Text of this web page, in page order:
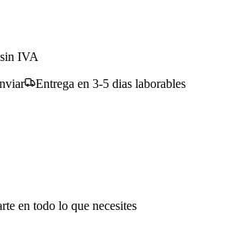
sin IVA
Entrega en 3-5 dias laborables
en todo lo que necesites